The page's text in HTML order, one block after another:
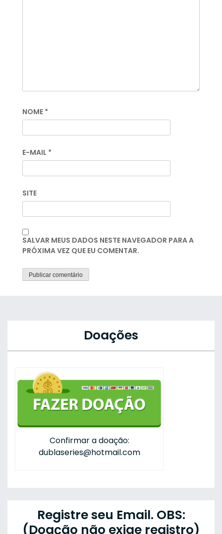
NOME *
E-MAIL *
SITE
SALVAR MEUS DADOS NESTE NAVEGADOR PARA A
PRÓXIMA VEZ QUE EU COMENTAR.
Doações
Confirmar a doação:
dublaseries@hotmail.com
Registre seu Email. OBS:
(Doação não exige registro)